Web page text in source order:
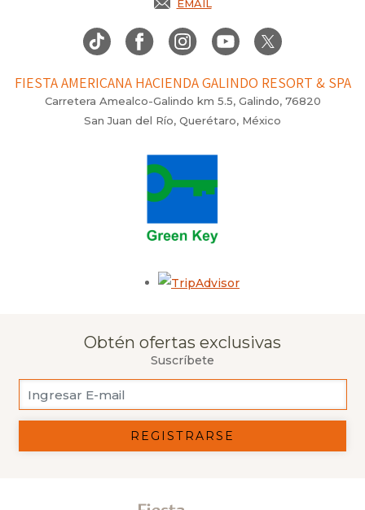
EMAIL
FIESTA AMERICANA HACIENDA GALINDO RESORT & SPA
Carretera Amealco-Galindo km 5.5, Galindo, 76820
San Juan del Río, Querétaro, México
Obtén ofertas exclusivas
Suscríbete
REGISTRARSE